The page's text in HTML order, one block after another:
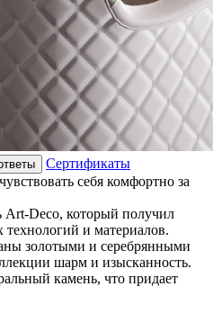
Сертификаты
себя комфортно за
Art-Deco, который получил
технологий и материалов.
золотыми и серебрянными
шарм и изысканность.
камень, что придает